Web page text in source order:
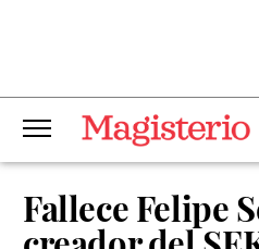
Fallece Felipe